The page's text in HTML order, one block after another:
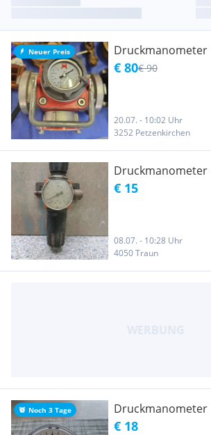
Neuer Preis Druckmanometer
€ 80€ 90
20.07. - 10:02 Uhr
3252 Petzenkirchen
Druckmanometer
€ 15
08.07. - 10:28 Uhr
4050 Traun
Noch 3 Tage Druckmanometer
€ 18